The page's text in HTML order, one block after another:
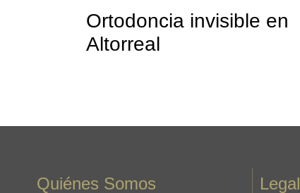
Ortodoncia invisible en
Altorreal
Quiénes Somos Legal